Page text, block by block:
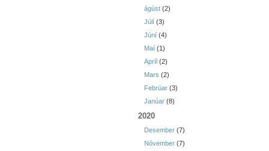
ágúst (2)
Júlí (3)
Júní (4)
Maí (1)
Apríl (2)
Mars (2)
Febrúar (3)
Janúar (8)
2020
Desember (7)
Nóvember (7)